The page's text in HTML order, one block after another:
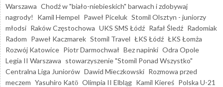
Warszawa Chodź w "biało-niebieskich" barwach i zdobywaj
nagrody!
Kamil Hempel Paweł Piceluk Stomil Olsztyn - juniorzy
młodsi Raków Częstochowa UKS SMS Łódź Rafał Śledź Radomiak
Radom Paweł Kaczmarek Stomil Travel ŁKS Łódź ŁKS Łomża
Rozwój Katowice Piotr Darmochwał Bez napinki Odra Opole
Legia II Warszawa stowarzyszenie "Stomil Ponad Wszystko"
Centralna Liga Juniorów Dawid Mieczkowski Rozmowa przed
meczem Yasuhiro Katō Olimpia II Elbląg Kamil Kiereś Polska U-21